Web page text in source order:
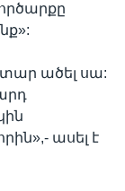
ածել սա:
ասել է